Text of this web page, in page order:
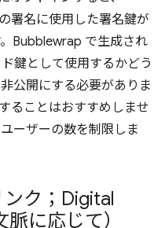
署名に使用した署名鍵が
Bubblewrap で生成され
鍵として使用するかどう
公開にする必要がありま
ることはおすすめしませ
ーザーの数を制限しま
ク；Digital
に応じて）